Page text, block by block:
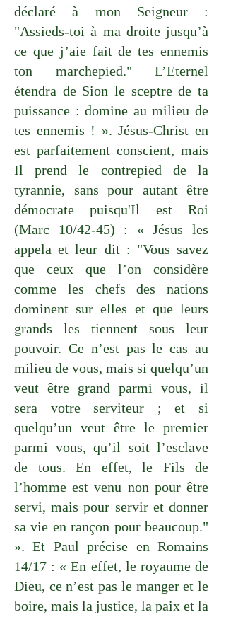
déclaré à mon Seigneur :
"Assieds-toi à ma droite jusqu’à
ce que j’aie fait de tes ennemis
ton marchepied." L’Eternel
étendra de Sion le sceptre de ta
puissance : domine au milieu de
tes ennemis ! ». Jésus-Christ en
est parfaitement conscient, mais
Il prend le contrepied de la
tyrannie, sans pour autant être
démocrate puisqu'Il est Roi
(Marc 10/42-45) : « Jésus les
appela et leur dit : "Vous savez
que ceux que l’on considère
comme les chefs des nations
dominent sur elles et que leurs
grands les tiennent sous leur
pouvoir. Ce n’est pas le cas au
milieu de vous, mais si quelqu’un
veut être grand parmi vous, il
sera votre serviteur ; et si
quelqu’un veut être le premier
parmi vous, qu’il soit l’esclave
de tous. En effet, le Fils de
l’homme est venu non pour être
servi, mais pour servir et donner
sa vie en rançon pour beaucoup."
». Et Paul précise en Romains
14/17 : « En effet, le royaume de
Dieu, ce n’est pas le manger et le
boire, mais la justice, la paix et la